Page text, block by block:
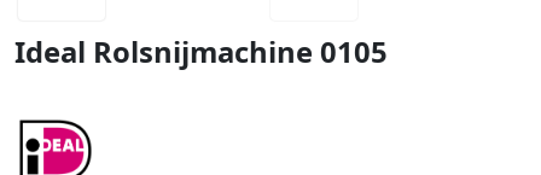
Ideal Rolsnijmachine 0105